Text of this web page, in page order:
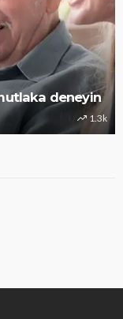
deneyin
1.3k